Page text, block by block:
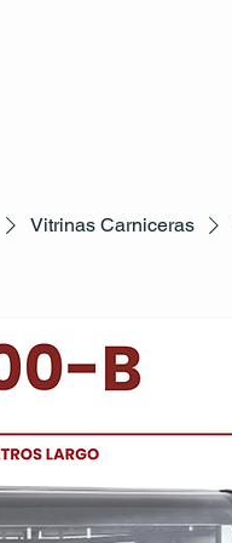
Vitrinas Carniceras